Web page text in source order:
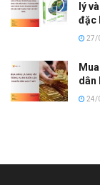
lý
đặc
27/
dân
24/